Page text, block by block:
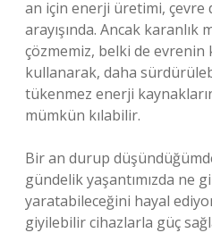
an için enerji üretimi,
arayışında. Ancak karanlık
çözmemiz, belki de evrenin
kullanarak, daha
tükenmez enerji
mümkün kılabilir.
Bir an durup
gündelik yaşantımızda ne
yaratabileceğini hayal
giyilebilir cihazlarla güç